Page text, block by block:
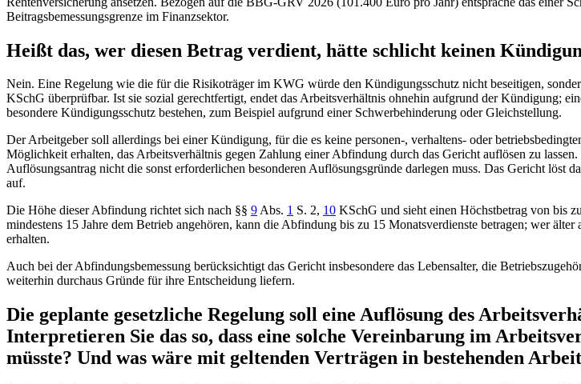
Beitragsbemessungsgrenze im Finanzsektor.
Heißt das, wer diesen Betrag verdient, hätte schlicht keinen
Nein. Eine Regelung wie die für die Risikoträger im KWG würde den Kündigungsschutz nicht beseitigen,
KSchG überprüfbar. Ist sie sozial gerechtfertigt, endet das Arbeitsverhältnis ohnehin aufgrund der Kündigung;
besondere Kündigungsschutz bestehen, zum Beispiel aufgrund einer Schwerbehinderung oder Gleichstellung.
Der Arbeitgeber soll allerdings bei einer Kündigung, für die es keine personen-, verhaltens- oder
Möglichkeit erhalten, das Arbeitsverhältnis gegen Zahlung einer Abfindung durch das Gericht auflösen zu
Auflösungsantrag nicht die sonst erforderlichen besonderen Auflösungsgründe darlegen muss. Das Gericht
auf.
Die Höhe dieser Abfindung richtet sich nach §§ 9Abs. 1 S. 2, 10 KSchG und sieht einen Höchstbetrag von bis
mindestens 15 Jahre dem Betrieb angehören, kann die Abfindung bis zu 15 Monatsverdienste betragen; wer
erhalten.
Auch bei der Abfindungsbemessung berücksichtigt das Gericht insbesondere das Lebensalter, die
weiterhin durchaus Gründe für ihre Entscheidung liefern.
Die geplante gesetzliche Regelung soll eine Auflösung des
Interpretieren Sie das so, dass eine solche Vereinbarung im
müsste? Und was wäre mit geltenden Verträgen in bestehenden